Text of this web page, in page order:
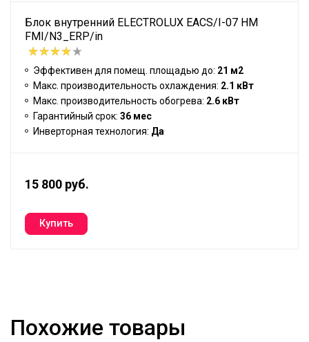
Блок внутренний ELECTROLUX EACS/I-07 HM
FMI/N3_ERP/in
Эффективен для помещ. площадью до: 21 м2
Макс. производительность охлаждения: 2.1 кВт
Макс. производительность обогрева: 2.6 кВт
Гарантийный срок: 36 мес
Инверторная технология: Да
15 800 руб.
Похожие товары